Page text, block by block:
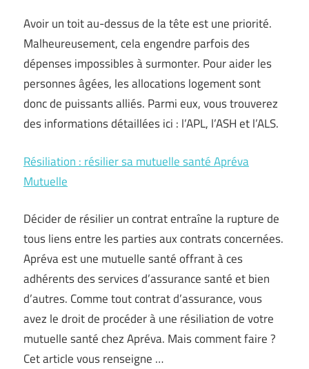
Avoir un toit au-dessus de la tête est une priorité.
Malheureusement, cela engendre parfois des
dépenses impossibles à surmonter. Pour aider les
personnes âgées, les allocations logement sont
donc de puissants alliés. Parmi eux, vous trouverez
des informations détaillées ici : l’APL, l’ASH et l’ALS.
Résiliation : résilier sa mutuelle santé Apréva
Mutuelle
Décider de résilier un contrat entraîne la rupture de
tous liens entre les parties aux contrats concernées.
Apréva est une mutuelle santé offrant à ces
adhérents des services d’assurance santé et bien
d’autres. Comme tout contrat d’assurance, vous
avez le droit de procéder à une résiliation de votre
mutuelle santé chez Apréva. Mais comment faire ?
Cet article vous renseigne …